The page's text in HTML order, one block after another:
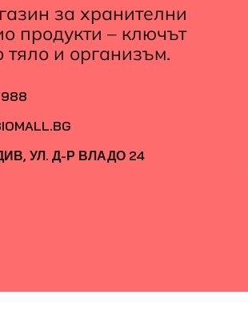
за хранителни
продукти – ключът
и организъм.
УЛ. Д-Р ВЛАДО 24